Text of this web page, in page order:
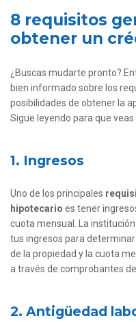
8 requisitos
obtener un
¿Buscas mudarte pronto?
bien informado sobre los
posibilidades de obtener la
Sigue leyendo para que veas
1. Ingresos
Uno de los principales
hipotecario es tener
cuota mensual. La
tus ingresos para
de la propiedad y la cuota
a través de comprobantes
2. Antigüedad